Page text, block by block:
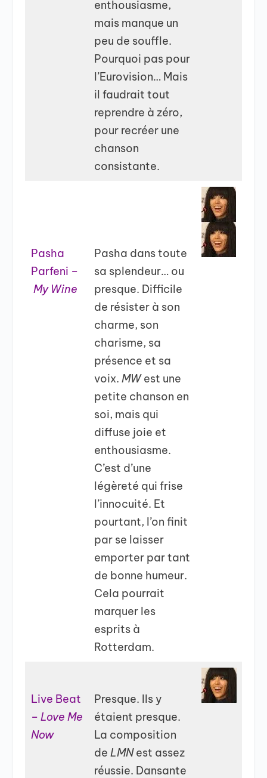
enthousiasme,
mais manque un
peu de souffle.
Pourquoi pas pour
l’Eurovision… Mais
il faudrait tout
reprendre à zéro,
pour recréer une
chanson
consistante.
Pasha
Parfeni –
My Wine
Pasha dans toute
sa splendeur… ou
presque. Difficile
de résister à son
charme, son
charisme, sa
présence et sa
voix.MWest une
petite chanson en
soi, mais qui
diffuse joie et
enthousiasme.
C’est d’une
légèreté qui frise
l’innocuité. Et
pourtant, l’on finit
par se laisser
emporter par tant
de bonne humeur.
Cela pourrait
marquer les
esprits à
Rotterdam.
Live Beat
–Love Me
Now
Presque. Ils y
étaient presque.
La composition
deLMNest assez
réussie. Dansante